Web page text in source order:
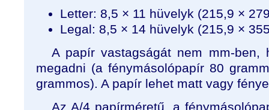
Letter: 8,5 × 11 hüvelyk (215,9 ×
Legal: 8,5 × 14 hüvelyk (215,9 ×
A papír vastagságát nem mm-ben,
megadni (a fénymásolópapír 80
grammos). A papír lehet matt vagy
Az A/4 papírméretű, a